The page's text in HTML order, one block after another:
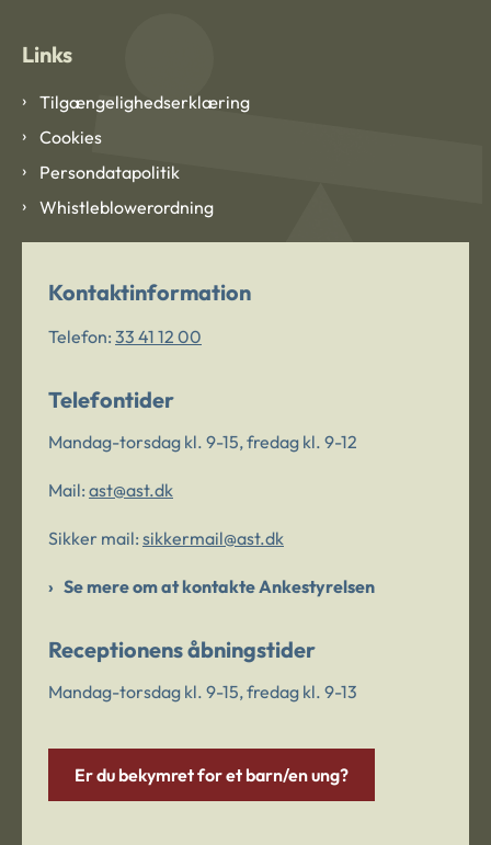
Links
Tilgængelighedserklæring
Cookies
Persondatapolitik
Whistleblowerordning
Kontaktinformation
Telefon: 33 41 12 00
Telefontider
Mandag-torsdag kl. 9-15, fredag kl. 9-12
Mail: ast@ast.dk
Sikker mail: sikkermail@ast.dk
Se mere om at kontakte Ankestyrelsen
Receptionens åbningstider
Mandag-torsdag kl. 9-15, fredag kl. 9-13
Er du bekymret for et barn/en ung?